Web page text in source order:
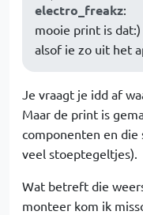
electro_freakz:
mooie print is dat:)
alsof ie zo uit het
Je vraagt je idd af
Maar de print is
componenten en die
veel stoeptegeltjes).
Wat betreft die
monteer kom ik